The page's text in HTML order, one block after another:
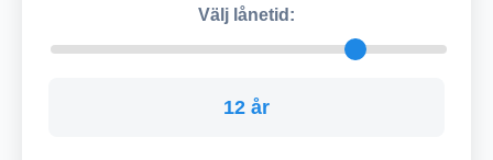
Välj lånetid:
12 år